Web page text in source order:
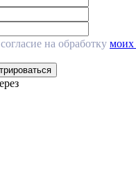
на обработку моих